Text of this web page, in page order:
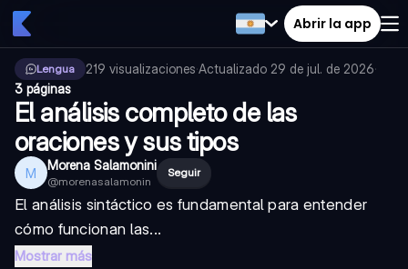
Abrir la app
Lengua 219 visualizaciones·Actualizado 29 de jul. de 2026·
3 páginas
El análisis completo de las
oraciones y sus tipos
M Morena Salamonini
@morenasalamonin
Seguir
El análisis sintáctico es fundamental para entender
cómo funcionan las...
Mostrar más